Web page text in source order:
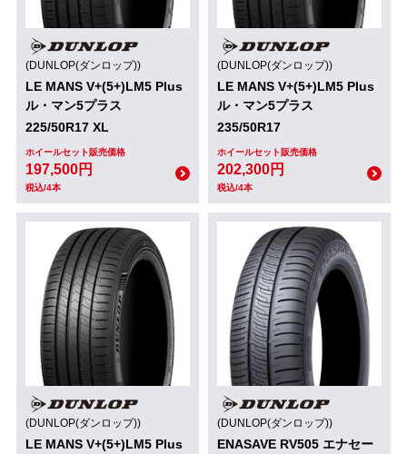
(DUNLOP(ダンロップ))
LE MANS V+(5+)LM5 Plus
ル・マン5プラス
225/50R17 XL
ホイールセット販売価格
197,500円
税込/4本
(DUNLOP(ダンロップ))
LE MANS V+(5+)LM5 Plus
ル・マン5プラス
235/50R17
ホイールセット販売価格
202,300円
税込/4本
(DUNLOP(ダンロップ))
LE MANS V+(5+)LM5 Plus
(DUNLOP(ダンロップ))
ENASAVE RV505 エナセー